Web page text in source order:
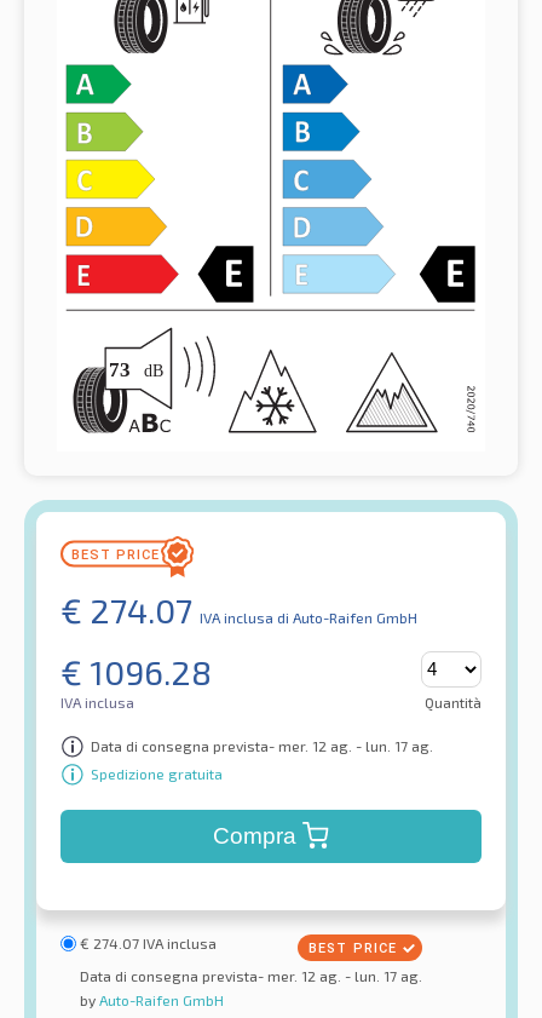
€ 274.07 IVA inclusa di Auto-Raifen GmbH
€ 1096.28
IVA inclusa Quantità
Data di consegna prevista- mer. 12 ag. - lun. 17 ag.
Spedizione gratuita
Compra
€ 274.07 IVA inclusa
Data di consegna prevista- mer. 12 ag. - lun. 17 ag.
by Auto-Raifen GmbH